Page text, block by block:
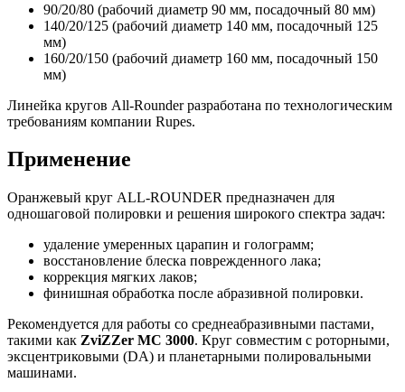
90/20/80 (рабочий диаметр 90 мм, посадочный 80 мм)
140/20/125 (рабочий диаметр 140 мм, посадочный 125
мм)
160/20/150 (рабочий диаметр 160 мм, посадочный 150
мм)
Линейка кругов All-Rounder разработана по технологическим
требованиям компании Rupes.
Применение
Оранжевый круг ALL-ROUNDER предназначен для
одношаговой полировки и решения широкого спектра задач:
удаление умеренных царапин и голограмм;
восстановление блеска поврежденного лака;
коррекция мягких лаков;
финишная обработка после абразивной полировки.
Рекомендуется для работы со среднеабразивными пастами,
такими как ZviZZer MC 3000. Круг совместим с роторными,
эксцентриковыми (DA) и планетарными полировальными
машинами.